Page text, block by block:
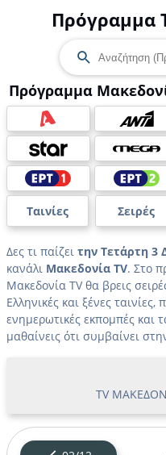
Πρόγραμμα
Πρόγραμμα
Ταινίες Σειρές
Δες τι παίζει την Τετάρτη 3
κανάλι Μακεδονία TV. Στο
Μακεδονία TV θα βρεις
Ελληνικές και ξένες
ενημερωτικές εκπομπές και
μαθαίνεις ότι συμβαίνει
TV